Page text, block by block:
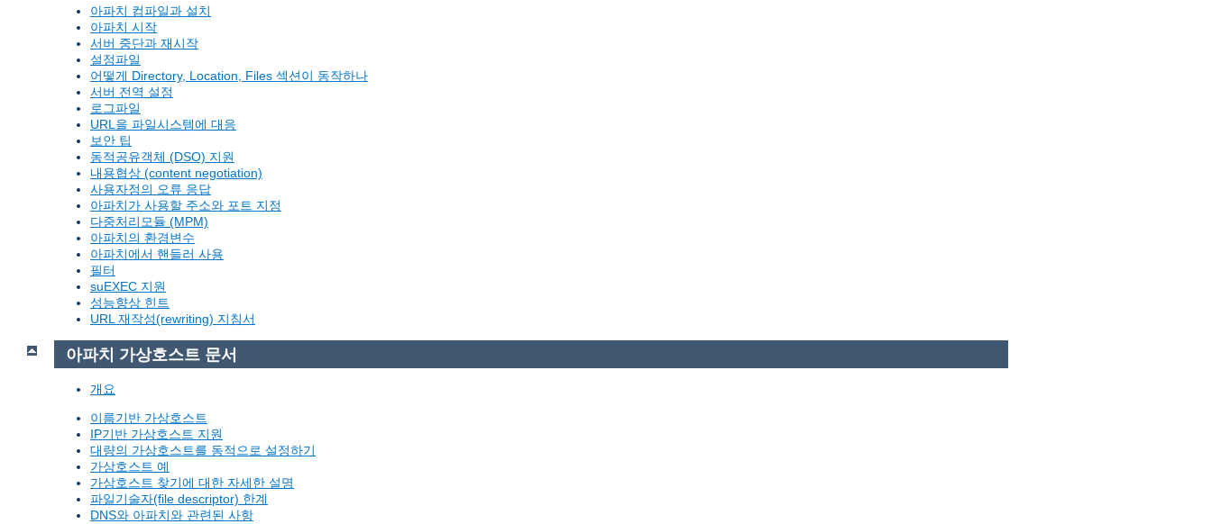
아파치 컴파일과 설치
아파치 시작
서버 중단과 재시작
설정파일
어떻게 Directory, Location, Files 섹션이 동작하나
서버 전역 설정
로그파일
URL을 파일시스템에 대응
보안 팁
동적공유객체 (DSO) 지원
내용협상 (content negotiation)
사용자정의 오류 응답
아파치가 사용할 주소와 포트 지정
다중처리모듈 (MPM)
아파치의 환경변수
아파치에서 핸들러 사용
필터
suEXEC 지원
성능향상 힌트
URL 재작성(rewriting) 지침서
아파치 가상호스트 문서
개요
이름기반 가상호스트
IP기반 가상호스트 지원
대량의 가상호스트를 동적으로 설정하기
가상호스트 예
가상호스트 찾기에 대한 자세한 설명
파일기술자(file descriptor) 한계
DNS와 아파치와 관련된 사항